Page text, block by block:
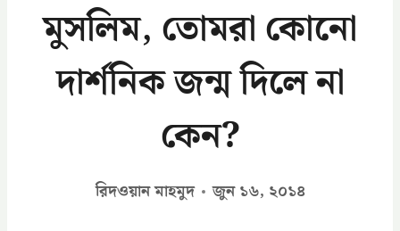
মুসলিম, তোমরা কোনো
দার্শনিক জন্ম দিলে না
কেন?
রিদওয়ান মাহমুদ জুন ১৬, ২০১৪